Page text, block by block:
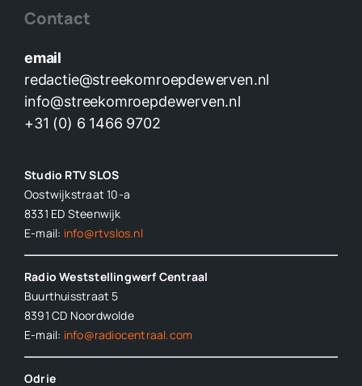
Contact
email
redactie@streekomroepdewerven.nl
info@streekomroepdewerven.nl
+31 (0) 6 1466 9702
Studio RTV SLOS
Oostwijkstraat 10-a
8331 ED Steenwijk
E-mail: info@rtvslos.nl
Radio Weststellingwerf Centraal
Buurthuisstraat 5
8391 CD Noordwolde
E-mail: info@radiocentraal.com
Odrie